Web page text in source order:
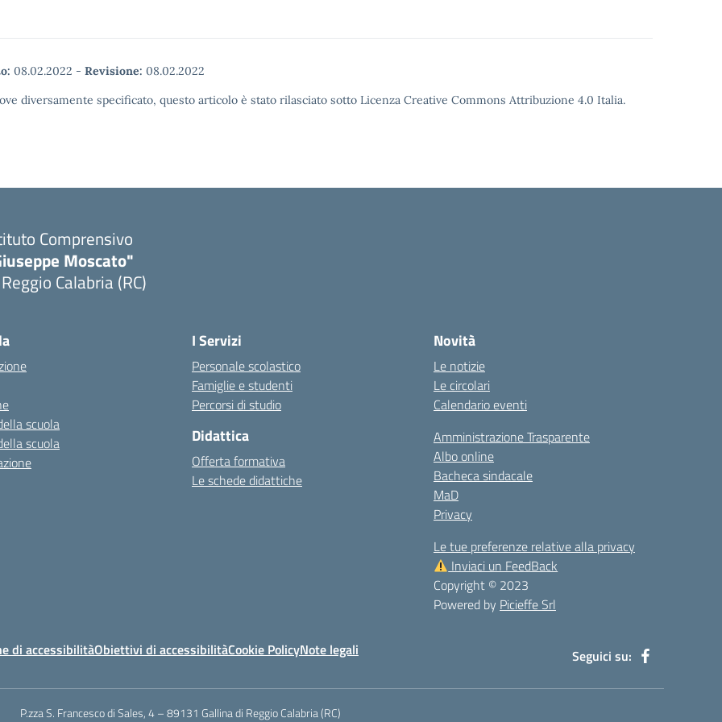
08.02.2022 - Revisione: 08.02.2022
diversamente specificato, questo articolo è stato rilasciato sotto Licenza Creative Commons Attribuzione 4.0 Italia.
Comprensivo
Moscato"
Calabria (RC)
scuola
scuola
I Servizi
Personale scolastico
Famiglie e studenti
Percorsi di studio
Didattica
Offerta formativa
Le schede didattiche
Novità
Le notizie
Le circolari
Calendario eventi
Amministrazione Trasparente
Albo online
Bacheca sindacale
MaD
Privacy
Le tue preferenze relative alla privacy
Inviaci un FeedBack
Copyright © 2023
Powered by Picieffe Srl
di accessibilitàObiettivi di accessibilitàCookie PolicyNote legali Seguici su:
P.zza S. Francesco di Sales, 4 – 89131 Gallina di Reggio Calabria (RC)